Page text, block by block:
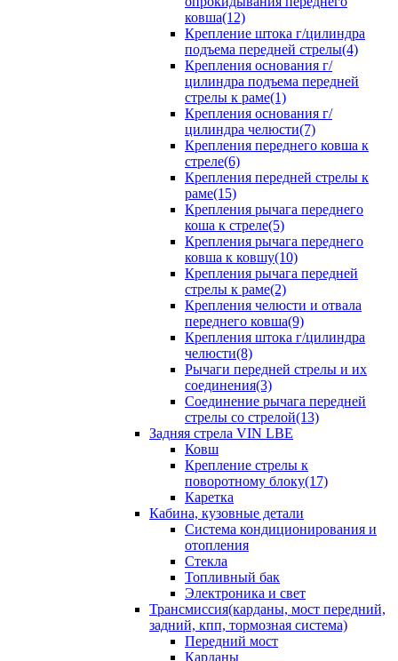
ковша(12)
Крепление штока г/цилиндра
подъема передней стрелы(4)
Крепления основания г/
цилиндра подъема передней
стрелы к раме(1)
Крепления основания г/
цилиндра челюсти(7)
Крепления переднего ковша к
стреле(6)
Крепления передней стрелы к
раме(15)
Крепления рычага переднего
коша к стреле(5)
Крепления рычага переднего
ковша к ковшу(10)
Крепления рычага передней
стрелы к раме(2)
Крепления челюсти и отвала
переднего ковша(9)
Крепления штока г/цилиндра
челюсти(8)
Рычаги передней стрелы и их
соединения(3)
Соединение рычага передней
стрелы со стрелой(13)
Задняя стрела VIN LBE
Ковш
Крепление стрелы к
поворотному блоку(17)
Каретка
Кабина, кузовные детали
Система кондиционирования и
отопления
Стекла
Топливный бак
Электроника и свет
Трансмиссия(карданы, мост передний,
задний, кпп, тормозная система)
Передний мост
Карданы